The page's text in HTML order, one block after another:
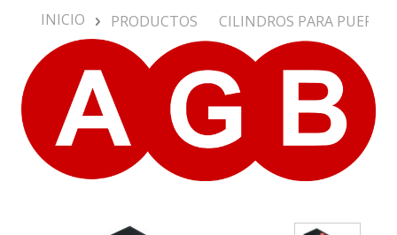
INICIO PRODUCTOS CILINDROS PARA